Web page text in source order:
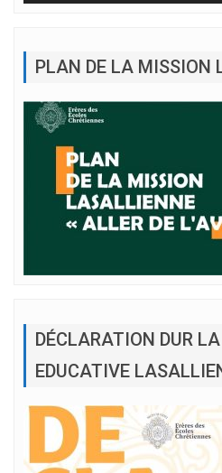
PLAN DE LA MISSION
DÉCLARATION DUR
EDUCATIVE